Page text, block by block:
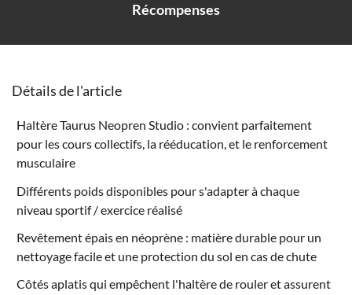
Récompenses
Détails de l'article
Haltère Taurus Neopren Studio : convient parfaitement
pour les cours collectifs, la rééducation, et le renforcement
musculaire
Différents poids disponibles pour s'adapter à chaque
niveau sportif / exercice réalisé
Revêtement épais en néoprène : matière durable pour un
nettoyage facile et une protection du sol en cas de chute
Côtés aplatis qui empêchent l'haltère de rouler et assurent